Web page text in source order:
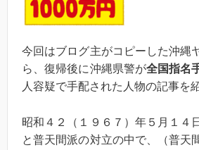
今回はブログ主がコピーした沖縄
ら、復帰後に沖縄県警が全国指名
人容疑で手配された人物の記事を
昭和４２（１９６７）年５月１４
と普天間派の対立の中で、（普天